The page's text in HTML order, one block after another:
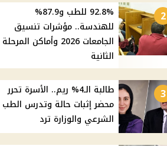
2
92.8% للطب و87.9%
للهندسة.. مؤشرات تنسيق
الجامعات 2026 وأماكن المرحلة
الثانية
3
طالبة الـ4% ريم.. الأسرة تحرر
محضر إثبات حالة وتدرس الطب
الشرعي والوزارة ترد